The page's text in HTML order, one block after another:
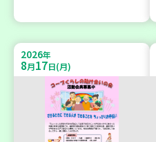
2026年
8月17日(月)